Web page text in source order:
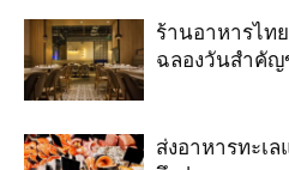
ร้านอาหารไท
ฉลองวันสำคัญ
ส่งอาหารทะเ